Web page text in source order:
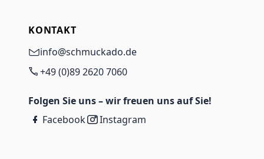
KONTAKT
info@schmuckado.de
+49 (0)89 2620 7060
Folgen Sie uns – wir freuen uns auf Sie!
Facebook
Instagram